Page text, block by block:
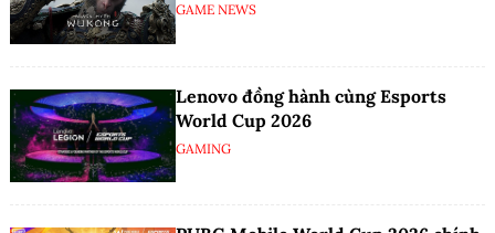
GAME NEWS
Lenovo đồng hành cùng Esports
World Cup 2026
GAMING